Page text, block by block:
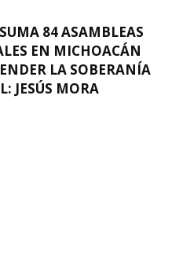
84 ASAMBLEAS
EN MICHOACÁN
LA SOBERANÍA
JESÚS MORA